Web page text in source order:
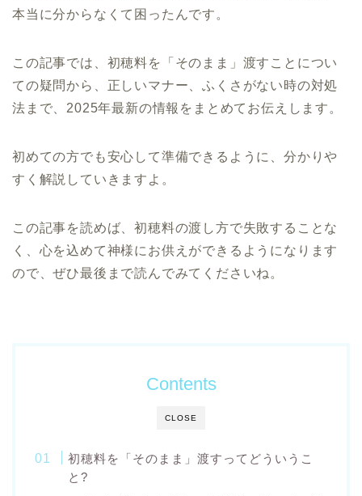
本当に分からなくて困ったんです。
この記事では、初穂料を「そのまま」渡すことについ
ての疑問から、正しいマナー、ふくさがない時の対処
法まで、2025年最新の情報をまとめてお伝えします。
初めての方でも安心して準備できるように、分かりや
すく解説していきますよ。
この記事を読めば、初穂料の渡し方で失敗することな
く、心を込めて神様にお供えができるようになります
ので、ぜひ最後まで読んでみてくださいね。
CLOSE
Contents
初穂料を「そのまま」渡すってどういうこ
と?